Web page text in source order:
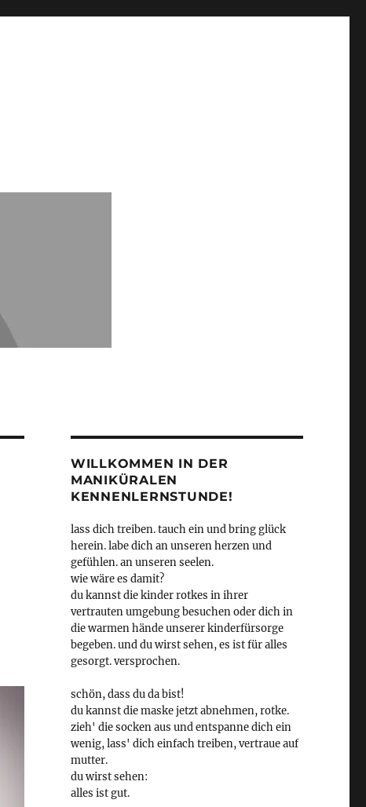
WILLKOMMEN IN DER
MANIKÜRALEN
KENNENLERNSTUNDE!
lass dich treiben. tauch ein und bring glück
herein. labe dich an unseren herzen und
gefühlen. an unseren seelen.
wie wäre es damit?
du kannst die kinder rotkes in ihrer
vertrauten umgebung besuchen oder dich in
die warmen hände unserer kinderfürsorge
begeben. und du wirst sehen, es ist für alles
gesorgt. versprochen.
schön, dass du da bist!
du kannst die maske jetzt abnehmen, rotke.
zieh' die socken aus und entspanne dich ein
wenig, lass' dich einfach treiben, vertraue auf
mutter.
du wirst sehen:
alles ist gut.